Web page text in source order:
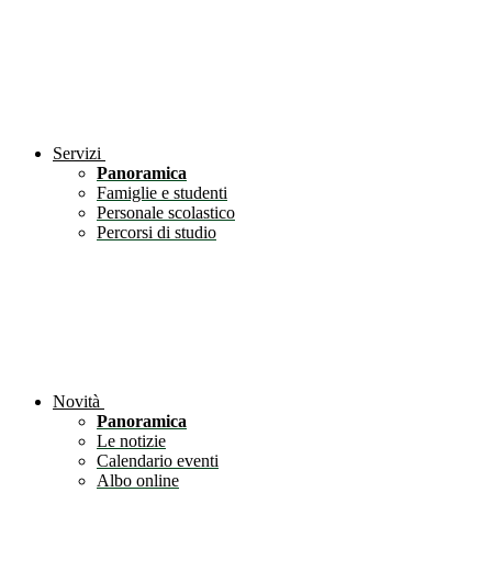
Servizi
Panoramica
Famiglie e studenti
Personale scolastico
Percorsi di studio
Novità
Panoramica
Le notizie
Calendario eventi
Albo online